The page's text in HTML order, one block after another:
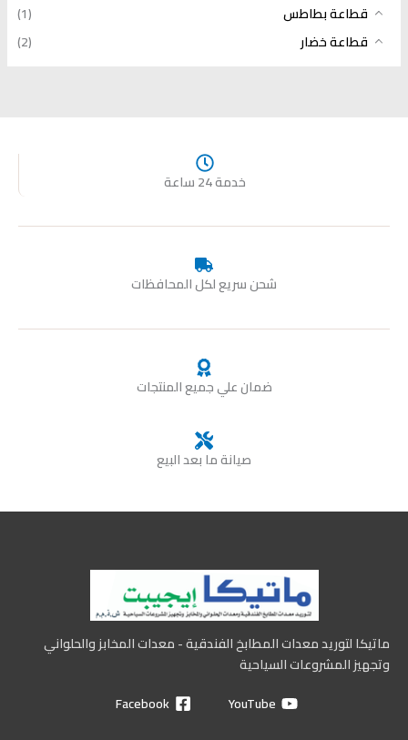
قطاعة بطاطس
(1)
قطاعة خضار
(2)
خدمة 24 ساعة
شحن سريع لكل المحافظات
ضمان علي جميع المنتجات
صيانة ما بعد البيع
ماتيكا لتوريد معدات المطابخ الفندقية - معدات المخابز والحلواني
وتجهيز المشروعات السياحية
YouTube
Facebook